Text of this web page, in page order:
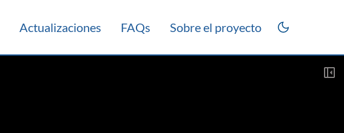
Actualizaciones FAQs Sobre el proyecto